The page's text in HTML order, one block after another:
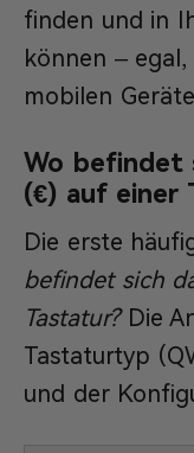
finden und in
können –
mobilen
Wo befindet
(€) auf einer
Die erste
befindet sich
Tastatur?Die
Tastaturtyp
und der